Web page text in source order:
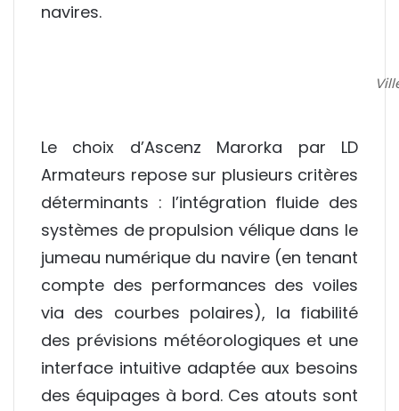
navires.
Le choix d’Ascenz Marorka par LD
Armateurs repose sur plusieurs critères
déterminants : l’intégration fluide des
systèmes de propulsion vélique dans le
jumeau numérique du navire (en tenant
compte des performances des voiles
via des courbes polaires), la fiabilité
des prévisions météorologiques et une
interface intuitive adaptée aux besoins
des équipages à bord. Ces atouts sont